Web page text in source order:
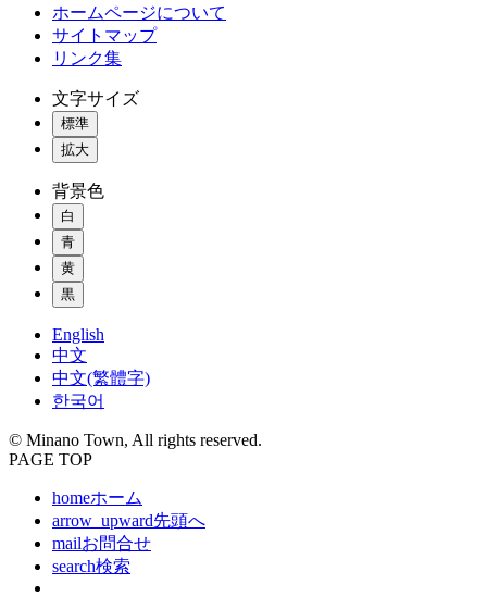
ホームページについて
サイトマップ
リンク集
文字サイズ
標準
拡大
背景色
白
青
黄
黒
English
中文
中文(繁體字)
한국어
© Minano Town, All rights reserved.
PAGE TOP
homeホーム
arrow_upward先頭へ
mailお問合せ
search検索